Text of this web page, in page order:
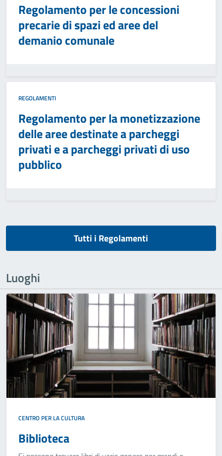
Regolamento per le concessioni
precarie di spazi ed aree del
demanio comunale
REGOLAMENTI
Regolamento per la monetizzazione
delle aree destinate a parcheggi
privati e a parcheggi privati di uso
pubblico
Tutti i Regolamenti
Luoghi
CENTRO PER LA CULTURA
Biblioteca